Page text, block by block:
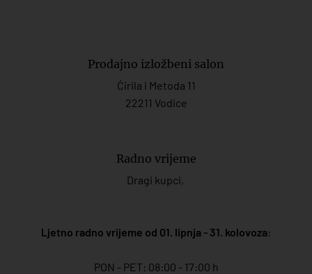
Prodajno izložbeni salon
Ćirila i Metoda 11
22211 Vodice
Radno vrijeme
Dragi kupci,
Ljetno radno vrijeme od 01. lipnja - 31. kolovoza:
PON - PET: 08:00 - 17:00 h